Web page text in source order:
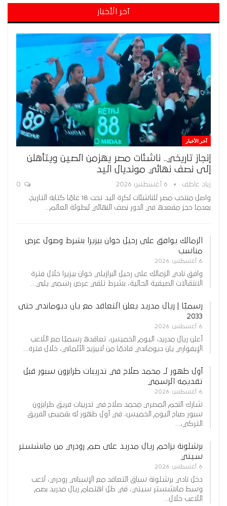
آخر الأخبار
آخر الأخبار
إنجاز تاريخي.. ناشئات مصر يهزمن الصين ويتأهلن
إلى نصف نهائي مونديال اليد
زياد عاطف 6 أغسطس 2026
واصل منتخب مصر للناشئات لكرة اليد تحت 18 عامًا كتابة التاريخ،
بعدما حجز مقعده في الدور نصف النهائي لبطولة العالم…
الزمالك يوافق على رحيل خوان بيزيرا بشرط وصول عرض
مناسب
6 أغسطس 2026
وافق نادي الزمالك على رحيل البرازيلي خوان بيزيرا خلال فترة
الانتقالات الصيفية الحالية، بشرط تلقي عرض رسمي يلبي…
رسميًا | ريال مدريد يعلن التعاقد مع يان ديوماندي حتى
2033
6 أغسطس 2026
أعلن ريال مدريد، اليوم الخميس، تعاقده رسميًا مع اللاعب
الإيفواري يان ديوماندي قادمًا من لايبزيج الألماني، خلال فترة…
أول ظهور لـ محمد صلاح في تدريبات طرابزون سبور قبل
تقديمه الرسمي
6 أغسطس 2026
شارك النجم المصري محمد صلاح في تدريبات فريق طرابزون
سبور صباح اليوم الخميس، في أول ظهور له بقميص الفريق
التركي،…
برشلونة يزاحم ريال مدريد على ضم رودري من مانشستر
سيتي
6 أغسطس 2026
دخل نادي برشلونة سباق التعاقد مع الإسباني رودري، لاعب
وسط مانشستر سيتي، في ظل اهتمام ريال مدريد بضم
اللاعب خلال…